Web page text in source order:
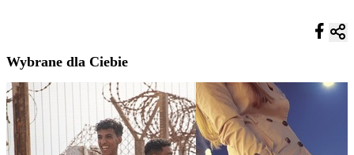
Wybrane dla Ciebie